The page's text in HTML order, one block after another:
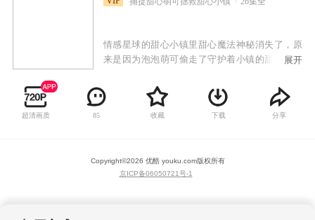
情感星球的甜心小镇里甜心魔法神秘消失了，原
来是因为泡泡萌可偷走了守护着小镇的甜心水晶
萌可们都吸了进去，传送到了夏妮镇。皇室萌
可、闪闪萌可、绵绵萌可、软软萌可为了拯救甜
心小镇，来到地球寻找乐美公主的帮助。乐美在
章！
展开
超清画质 85 收藏 下载 分享
Copyright©2026 优酷 youku.com版权所有
京ICP备06050721号-1